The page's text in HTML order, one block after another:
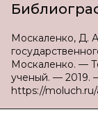
Москаленко, Д.
Москаленко. —
ученый. — 2019.
https://